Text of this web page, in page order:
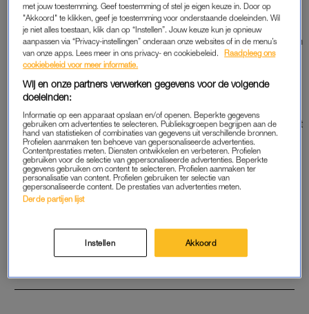
Voeg de getallen samen door twee tegels met hetzelfde
cijfer elkaar te laten raken.
Als twee tegels met eenzelfde getal erop elkaar raken dan
voegen ze samen en tellen ze op.
Met behulp van je muis of cijfertoetsen verplaats je alle
getallen tegelijk naar links, rechts, boven of onder.
hoog mogelijke score te halen. Het ultieme doel is optellen tot
het magische getal van 2048.
Als je het 4×4-spelbord onder de knie hebt, kun je jezelf
verder uitdagen met een 6×6 of 8×8 spelbord.
overzicht opLINDA.nl/spelletjes
met jouw toestemming. Geef toestemming of stel je eigen keuze in. Door op
"Akkoord" te klikken, geef je toestemming voor onderstaande doeleinden. Wil
je niet alles toestaan, klik dan op “Instellen”. Jouw keuze kun je opnieuw
aanpassen via “Privacy-instellingen” onderaan onze websites of in de menu’s
van onze apps. Lees meer in ons privacy- en cookiebeleid.
Raadpleeg ons
cookiebeleid voor meer informatie.
Wij en onze partners verwerken gegevens voor de volgende
doeleinden:
Informatie op een apparaat opslaan en/of openen. Beperkte gegevens
gebruiken om advertenties te selecteren. Publieksgroepen begrijpen aan de
hand van statistieken of combinaties van gegevens uit verschillende bronnen.
Profielen aanmaken ten behoeve van gepersonaliseerde advertenties.
Contentprestaties meten. Diensten ontwikkelen en verbeteren. Profielen
gebruiken voor de selectie van gepersonaliseerde advertenties. Beperkte
gegevens gebruiken om content te selecteren. Profielen aanmaken ter
personalisatie van content. Profielen gebruiken ter selectie van
gepersonaliseerde content. De prestaties van advertenties meten.
Derde partijen lijst
Instellen Akkoord